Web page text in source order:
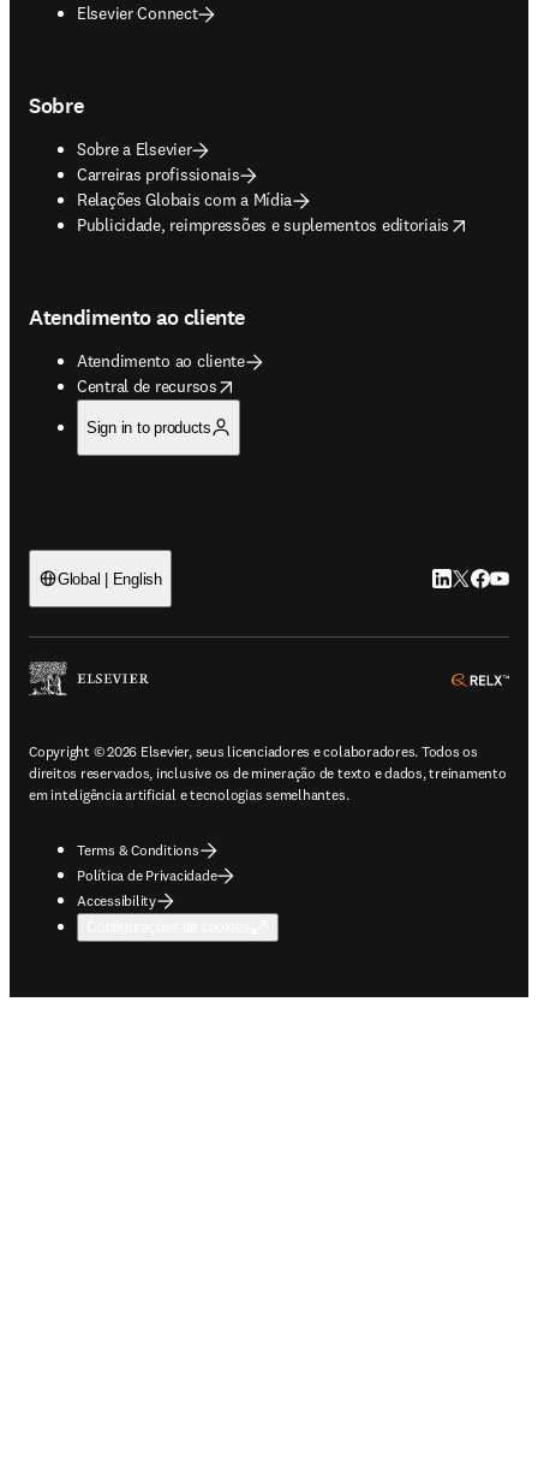
Elsevier Connect
Sobre
Sobre a Elsevier
Carreiras profissionais
Relações Globais com a Mídia
Publicidade, reimpressões e suplementos editoriais
opens in new tab/window
Atendimento ao cliente
Atendimento ao cliente
Central de recursos
opens in new tab/window
Sign in to products
Global | English LinkedIn abre
Twitter
Copyright © 2026 Elsevier, seus licenciadores e colaboradores. Todos os
direitos reservados, inclusive os de mineração de texto e dados, treinamento
em inteligência artificial e tecnologias semelhantes.
Terms & Conditions
Política de Privacidade
Accessibility